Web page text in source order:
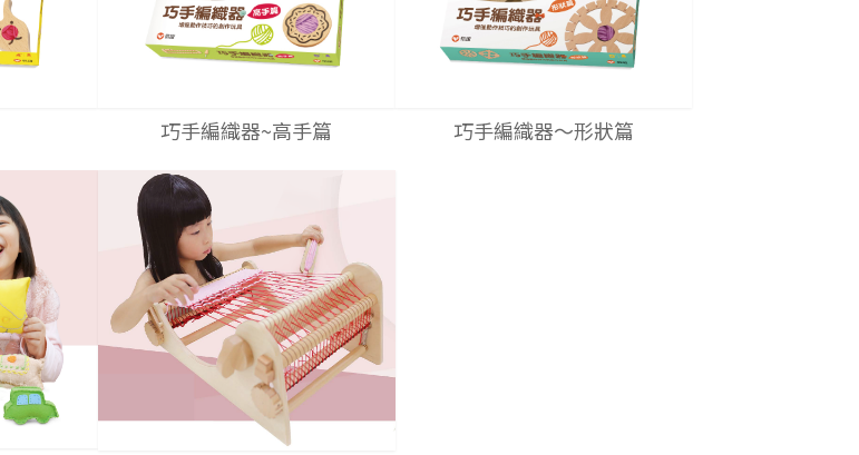
巧手編織器~高手篇 巧手編織器～形狀篇